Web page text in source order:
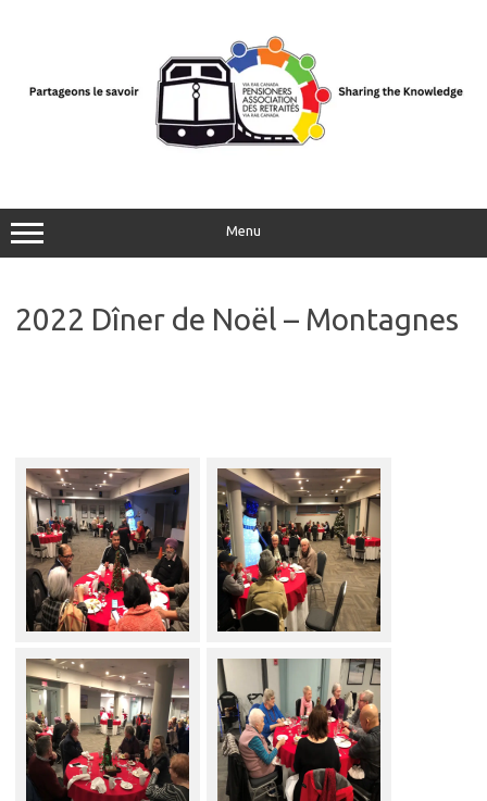
Menu
2022 Dîner de Noël – Montagnes